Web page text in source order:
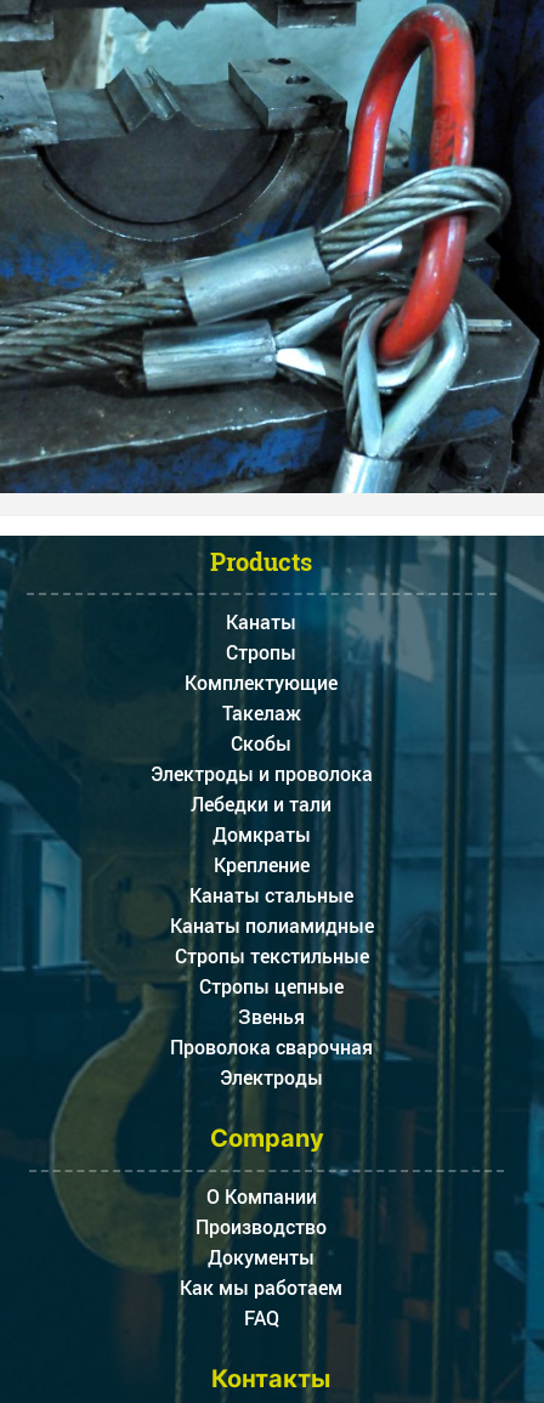
Products
Канаты
Стропы
Комплектующие
Такелаж
Скобы
Электроды и проволока
Лебедки и тали
Домкраты
Крепление
Канаты стальные
Канаты полиамидные
Стропы текстильные
Стропы цепные
Звенья
Проволока сварочная
Электроды
Company
О Компании
Производство
Документы
Как мы работаем
FAQ
Контакты